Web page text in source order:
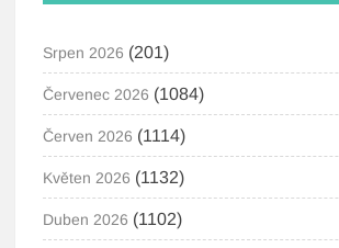
Srpen 2026 (201)
Červenec 2026 (1084)
Červen 2026 (1114)
Květen 2026 (1132)
Duben 2026 (1102)